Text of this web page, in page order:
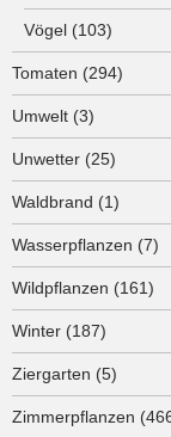
Vögel (103)
Tomaten (294)
Umwelt (3)
Unwetter (25)
Waldbrand (1)
Wasserpflanzen (7)
Wildpflanzen (161)
Winter (187)
Ziergarten (5)
Zimmerpflanzen